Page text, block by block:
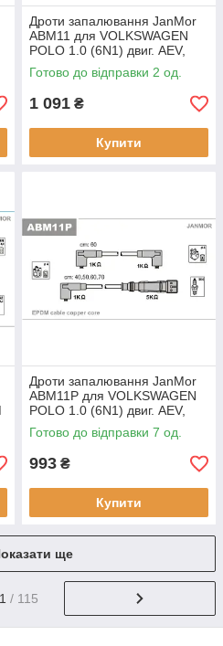
Дроти запалювання JanMor
ABM11 для VOLKSWAGEN
POLO 1.0 (6N1) двиг. AEV,
TRANSPORTER 1,8 двиг. PD,
2,0 двиг. AAC
Готово до відправки 2 од.
1 091 ₴
Купити
Дроти запалювання JanMor
ABM11P для VOLKSWAGEN
POLO 1.0 (6N1) двиг. AEV,
TRANSPORTER 1,8 двиг. PD,
2,0 двиг. AAC
Готово до відправки 7 од.
993 ₴
Купити
ще
1 / 115